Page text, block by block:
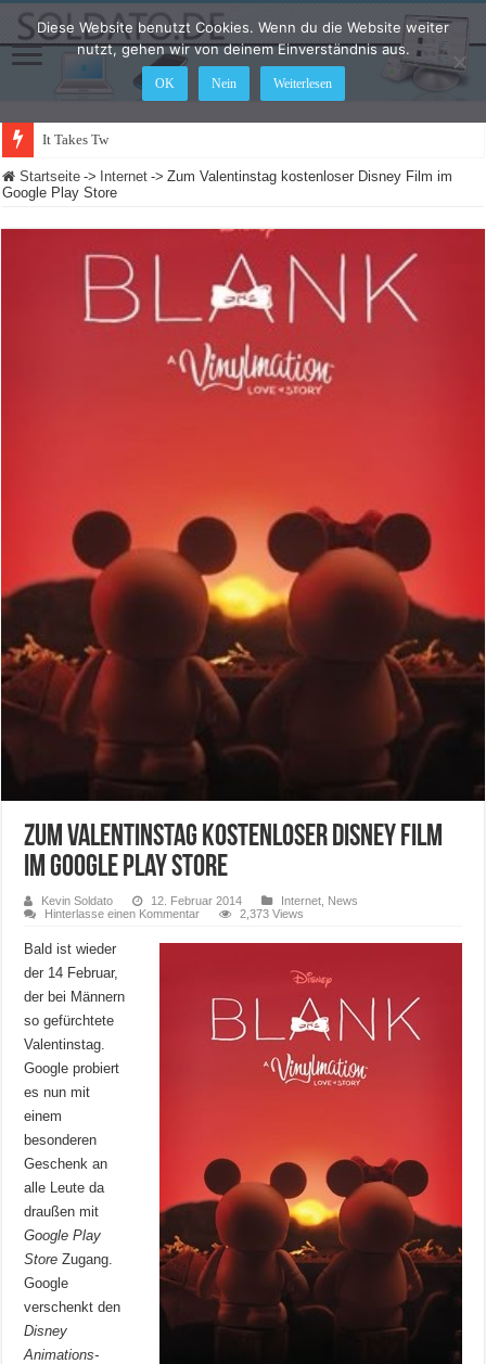
It Takes Two durchgespielt
Startseite -> Internet -> Zum Valentinstag kostenloser Disney Film im
Google Play Store
Zum Valentinstag kostenloser Disney Film
im Google Play Store
Kevin Soldato 12. Februar 2014 Internet News
Hinterlasse einen Kommentar
2,373 Views
Bald ist wieder
der 14 Februar,
der bei Männern
so gefürchtete
Valentinstag.
Google probiert
es nun mit
einem
besonderen
Geschenk an
alle Leute da
draußen mit
Google Play
Store Zugang.
Google
verschenkt den
Disney
Animations-
Diese Website benutzt Cookies. Wenn du die Website weiter
nutzt, gehen wir von deinem Einverständnis aus.
OK Nein Weiterlesen